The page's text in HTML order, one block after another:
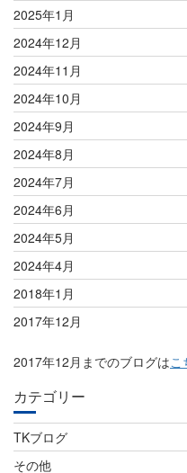
2025年1月
2024年12月
2024年11月
2024年10月
2024年9月
2024年8月
2024年7月
2024年6月
2024年5月
2024年4月
2018年1月
2017年12月
2017年12月までのブログはこ
カテゴリー
TKブログ
その他